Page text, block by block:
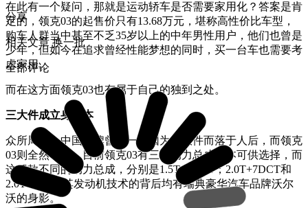
在此有一个疑问，那就是运动轿车是否需要家用化？答案是肯
定的，领克03的起售价只有13.68万元，堪称高性价比车型，
购车人群当中甚至不乏35岁以上的中年男性用户，他们也曾是
少年，但如今在追求曾经性能梦想的同时，买一台车也需要考
虑家用。
而在这方面领克03也有属于自己的独到之处。
三大件成立身之本
众所周知，中国品牌曾经一度因为三大件而落于人后，而领克
03则全然不同，目前领克03有三种动力总成版本可供选择，而
这三款不同的动力总成，分别是1.5T+7DCT；2.0T+7DCT和
2.0T+8AT，其发动机技术的背后均有瑞典豪华汽车品牌沃尔
沃的身影。
分享
相关文章换一批
全部评论